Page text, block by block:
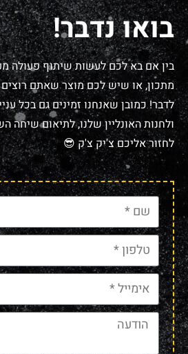
בואו נדבר!
בין אם בא לכם לעשות שיתוף פעולה
מתכון, או שיש לכם מוצר שאתם
לדבר! כמובן שאנחנו זמינים גם בכל
ולחנות האונליין שלנו, לתיאום שיחה
לחזור אליכם צ'יק צ'ק 😎